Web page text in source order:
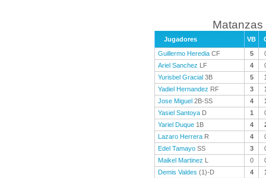
Matanzas
Jugadores VB
Guillermo Heredia CF 5
Ariel Sanchez LF 4
Yurisbel Gracial 3B 5
Yadiel Hernandez RF 3
Jose Miguel 2B-SS 4
Yasiel Santoya D 1
Yariel Duque 1B 4
Lazaro Herrera R 4
Edel Tamayo SS 3
Maikel Martinez L 0
Demis Valdes (1)-D 4